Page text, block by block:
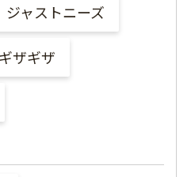
ジャストニーズ
ザギザ